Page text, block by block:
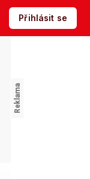
Přihlásit se